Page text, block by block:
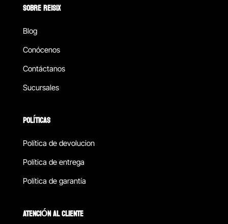
SOBRE REISIX
Blog
Conócenos
Contáctanos
Sucursales
POLÍTICAS
Política de devolucion
Política de entrega
Política de garantía
ATENCIÓN AL CLIENTE